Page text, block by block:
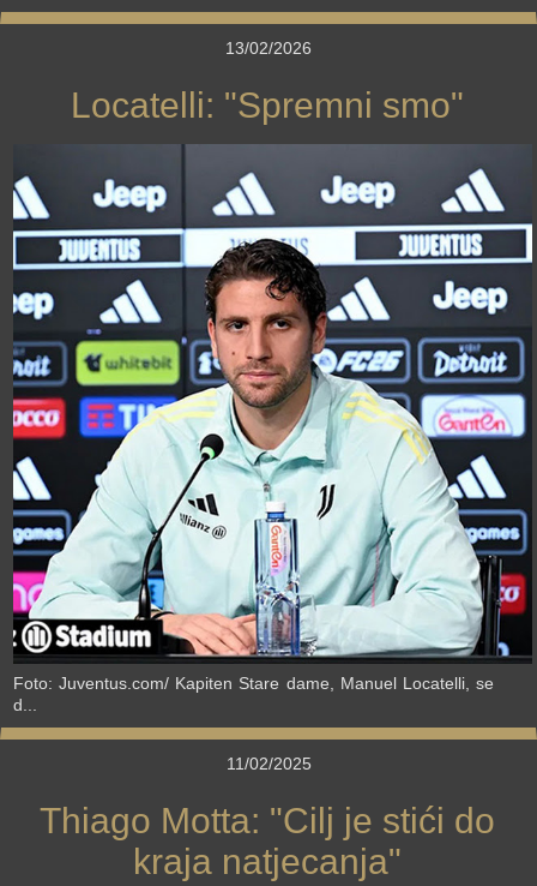
13/02/2026
Locatelli: "Spremni smo"
›
Foto: Juventus.com/ Kapiten Stare dame, Manuel Locatelli, se
d...
11/02/2025
Thiago Motta: "Cilj je stići do
kraja natjecanja"